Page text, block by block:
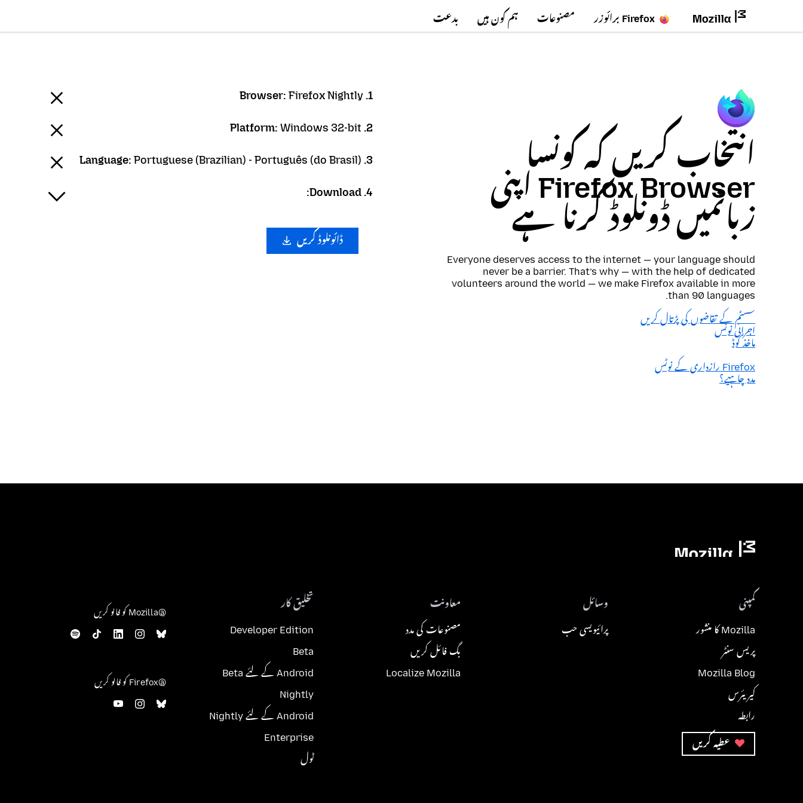
Firefox برائوزر مصنوعات ہم کون ہیں بدعت
انتخاب کریں کہ کونسا
Firefox Browser اپنی
زبانمیں ڈونلوڈ کرنا ہے
Everyone deserves access to the internet — your language should
never be a barrier. That’s why — with the help of dedicated
volunteers around the world — we make Firefox available in more
than 90 languages.
سسٹم کے تقاضوں کی پڑتال کریں
اجرائی نوٹس
ماخذ کوڈ
Firefox رازداری کے نوٹس
مدد چاہیے؟
1. Browser:
Firefox Nightly
2. Platform:
Windows 32-bit
3. Language:
Portuguese (Brazilian) - Português (do Brasil)
4. Download:
ڈائونلوڈ کریں
کمپنی
Mozilla کا منشور
پریس سنٹر
Mozilla Blog
کیریئرس
رابطہ
عطیہ کریں
وسائل
پرائیویسی حب
معاونت
مصنوعات کی مدد
بگ فائل کریں
Localize Mozilla
تخلیق کار
Developer Edition
Beta
Android کے لئے Beta
Nightly
Android کے لئے Nightly
Enterprise
ٹول
@Mozilla کو فالو کریں
@Firefox کو فالو کریں